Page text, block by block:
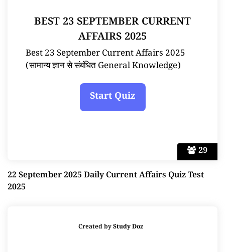
29
BEST 23 SEPTEMBER CURRENT
AFFAIRS 2025
Best 23 September Current Affairs 2025
(सामान्य ज्ञान से संबंधित General Knowledge)
22 September 2025 Daily Current Affairs Quiz Test
2025
Created byStudy Doz